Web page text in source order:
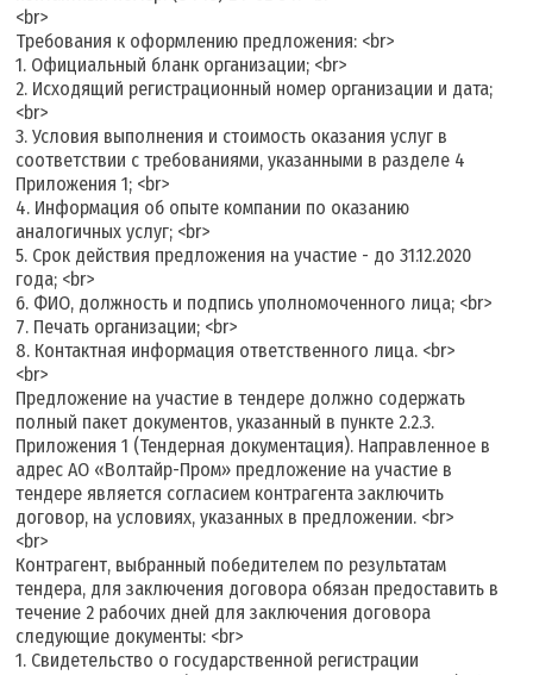
<br>
Требования к оформлению предложения: <br>
1. Официальный бланк организации; <br>
2. Исходящий регистрационный номер организации и дата;
<br>
3. Условия выполнения и стоимость оказания услуг в
соответствии с требованиями, указанными в разделе 4
Приложения 1; <br>
4. Информация об опыте компании по оказанию
аналогичных услуг; <br>
5. Срок действия предложения на участие - до 31.12.2020
года; <br>
6. ФИО, должность и подпись уполномоченного лица; <br>
7. Печать организации; <br>
8. Контактная информация ответственного лица. <br>
<br>
Предложение на участие в тендере должно содержать
полный пакет документов, указанный в пункте 2.2.3.
Приложения 1 (Тендерная документация). Направленное в
адрес АО «Волтайр-Пром» предложение на участие в
тендере является согласием контрагента заключить
договор, на условиях, указанных в предложении. <br>
<br>
Контрагент, выбранный победителем по результатам
тендера, для заключения договора обязан предоставить в
течение 2 рабочих дней для заключения договора
следующие документы: <br>
1. Свидетельство о государственной регистрации